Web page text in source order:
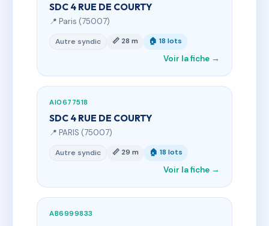
SDC 4 RUE DE COURTY
📍 Paris (75007)
Autre syndic 📏 28 m 🏠 18 lots
Voir la fiche →
AI0677518
SDC 4 RUE DE COURTY
📍 PARIS (75007)
Autre syndic 📏 29 m 🏠 18 lots
Voir la fiche →
AB6999833